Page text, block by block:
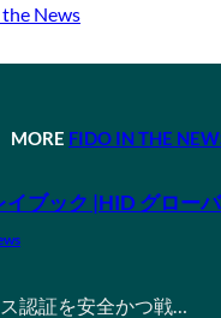
News
MORE FIDO IN THE
ブック |HID グロー
認証を安全かつ戦…